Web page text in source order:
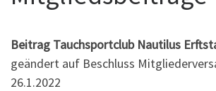
Beitrag Tauchsportclub Nautilus
geändert auf Beschluss
26.1.2022